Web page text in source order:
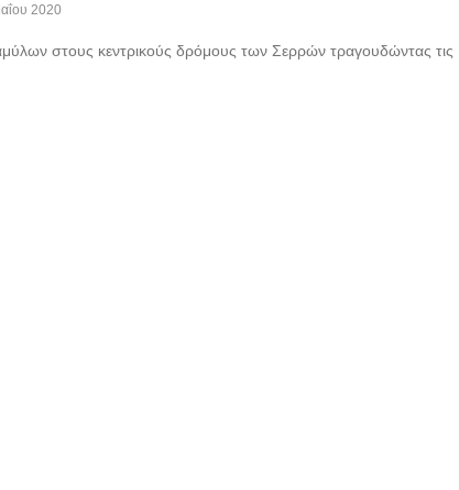
2020
στους κεντρικούς δρόμους των Σερρών τραγουδώντας τις